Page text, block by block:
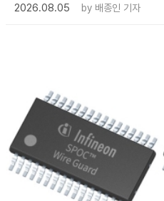
2026.08.05
by 배종인 기자